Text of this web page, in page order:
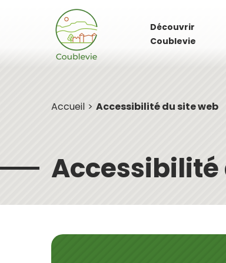
Découvrir
Coublevie
Accueil Accessibilité du site web
Accessibilité